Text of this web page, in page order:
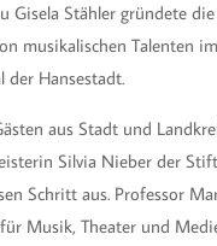
Gisela Stähler gründete
musikalischen Talenten im
der Hansestadt.
aus Stadt und
Silvia Nieber der
Schritt aus. Professor
Musik, Theater und